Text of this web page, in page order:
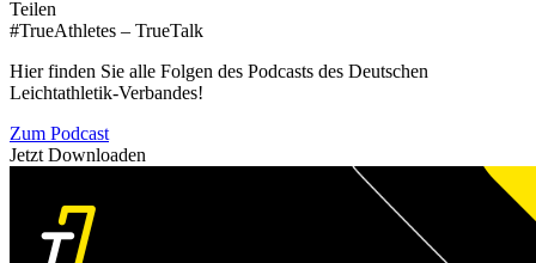
Teilen
#TrueAthletes – TrueTalk
Hier finden Sie alle Folgen des Podcasts des Deutschen
Leichtathletik-Verbandes!
Zum Podcast
Jetzt Downloaden